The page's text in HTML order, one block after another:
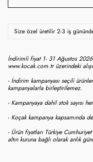
Size özel üretilir 2-3 iş
İndirimli fiyat 1- 31 Ağustos
www.kocak.com.tr üzerindeki
- İndirim kampanyası seçili
kampanyalarla birleştirilemez.
- Kampanyaya dahil stok sayısı
- Koçak kampanya kapsamında
- Ürün fiyatları Türkiye
altın kuruna bağlı olarak anlık